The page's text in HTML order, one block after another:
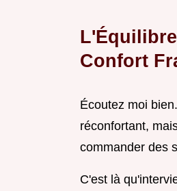
Confort
Écoutez moi
réconfortant,
commander des
C'est là